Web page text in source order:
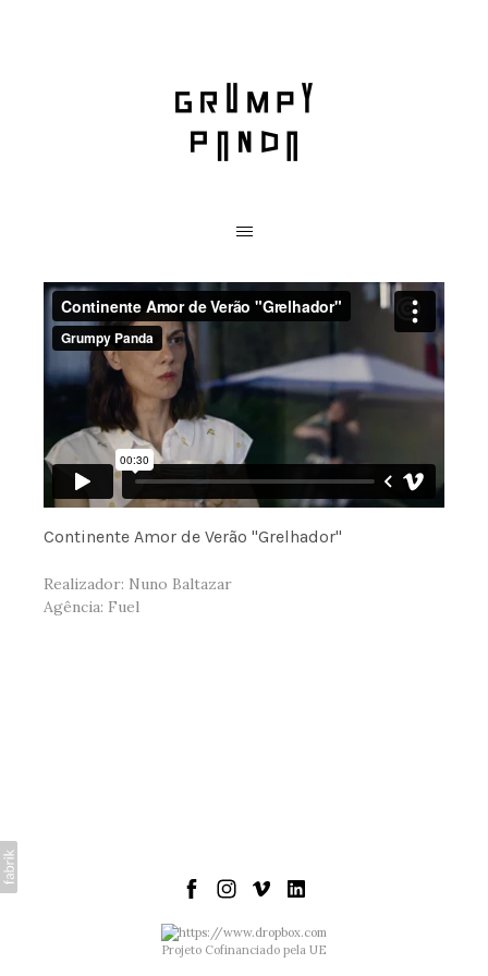
Continente Amor de Verão "Grelhador"
Realizador: Nuno Baltazar
Agência: Fuel
Projeto Cofinanciado pela UE